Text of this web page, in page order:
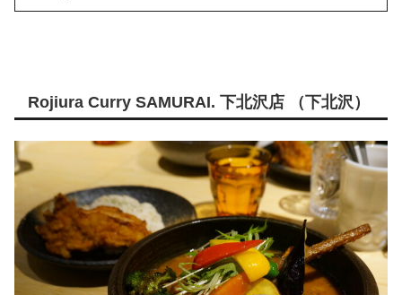
Rojiura Curry SAMURAI. 下北沢店 （下北沢）